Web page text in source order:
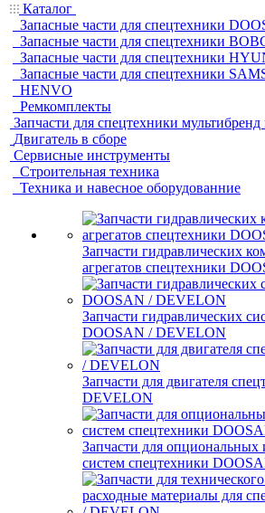
Каталог
Запасные части для спецтехники
Запасные части для спецтехники
Запасные части для спецтехники
Запасные части для спецтехники
HENVO
Ремкомплекты
Запчасти для спецтехники мультибренд
Двигатель в сборе
Сервисные инструменты
Строительная техника
Техника и навесное оборудованние
Запчасти гидравлических
агрегатов спецтехники
Запчасти гидравлических
DOOSAN / DEVELON
Запчасти для двигателя
DEVELON
Запчасти для
систем спецтехники